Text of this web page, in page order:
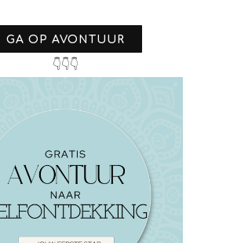
GA OP AVONTUUR
👇👇👇